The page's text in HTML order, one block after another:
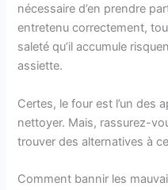
nécessaire d’en prendre
entretenu correctement,
saleté qu’il accumule
assiette.
Certes, le four est l’un des
nettoyer. Mais, rassurez-
trouver des alternatives à
Comment bannir les